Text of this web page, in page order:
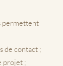
permettent
de contact ;
projet ;